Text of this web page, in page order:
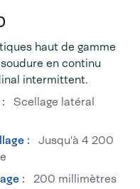
haut de gamme
en continu
intermittent.
Scellage latéral
:
Jusqu'à 4 200
:
200 millimètres